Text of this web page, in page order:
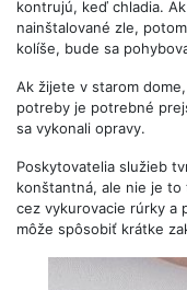
kontrujú, keď chladia.
nainštalované zle,
kolíše, bude sa
Ak žijete v starom
potreby je potrebné
sa vykonali opravy.
Poskytovatelia služieb
konštantná, ale nie je to
cez vykurovacie rúrky a
môže spôsobiť krátke